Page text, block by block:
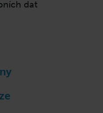
dat